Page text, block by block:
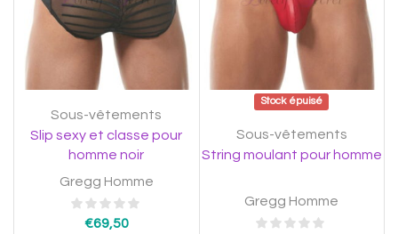
Sous-vêtements
Slip sexy et classe pour
homme noir
Gregg Homme
€69,50
Stock épuisé
Sous-vêtements
String moulant pour homme
Gregg Homme